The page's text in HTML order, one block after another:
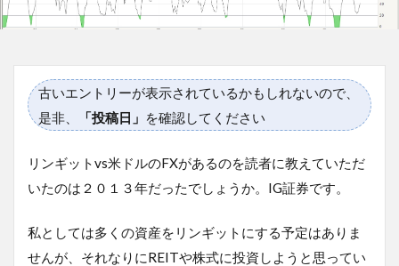
古いエントリーが表示されているかもしれないので、
是非、
「投稿日」 を確認してください
リンギットvs米ドルのFXがあるのを読者に教えていただ
いたのは２０１３年だったでしょうか。IG証券です。
私としては多くの資産をリンギットにする予定はありま
せんが、それなりにREITや株式に投資しようと思ってい